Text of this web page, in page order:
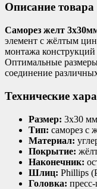
Описание товара
Саморез желт
элемент с жёлтым
монтажа
Оптимальные
соединение
Технические
Размер: 3х30 мм
Тип: саморез с
Материал:
Покрытие:
Наконечник:
Шлиц: Phillips
Головка: